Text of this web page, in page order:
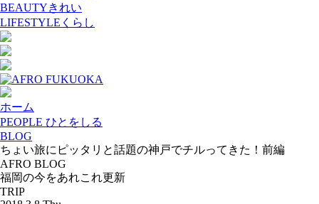
BEAUTYきれい
LIFESTYLE くらし
ホーム
PEOPLE ひとをしる
BLOG
ちょい旅にピッタリと話題の神戸でチルってきた！前編
AFRO BLOG
福岡の今をあれこれ更新
TRIP